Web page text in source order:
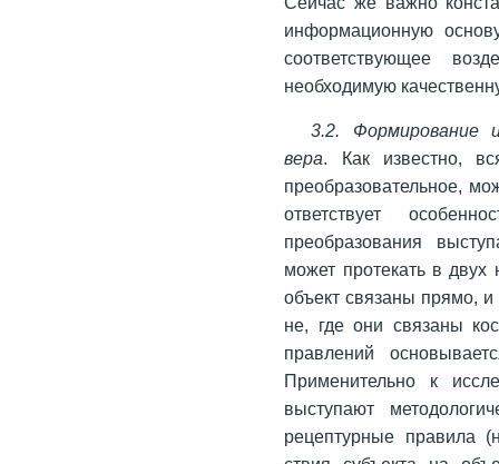
информационную
соответствующее
необходимую
3.2. Формирование
вера. Как известно,
преобразовательное,
ответствует
преобразования
может протекать в двух
объ­ект связаны прямо,
не, где они связаны
правлений
Применительно к
выступают
рецептурные правила